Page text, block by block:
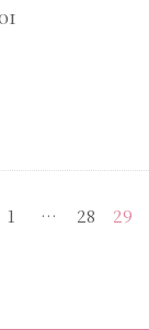
1 … 28 29